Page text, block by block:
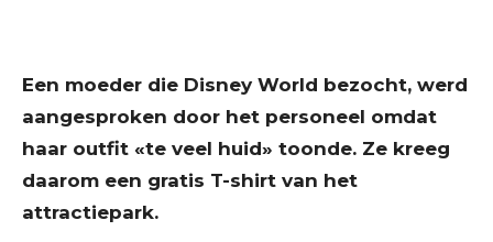
Een moeder die Disney World bezocht, werd
aangesproken door het personeel omdat
haar outfit «te veel huid» toonde. Ze kreeg
daarom een gratis T-shirt van het
attractiepark.